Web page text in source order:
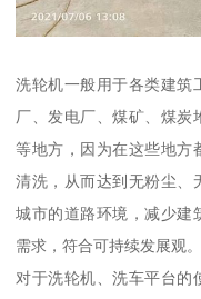
洗轮机一般用于各类建筑
厂、发电厂、煤矿、煤炭
等地方，因为在这些地方
清洗，从而达到无粉尘、
城市的道路环境，减少建
需求，符合可持续发展观。
对于洗轮机、洗车平台的